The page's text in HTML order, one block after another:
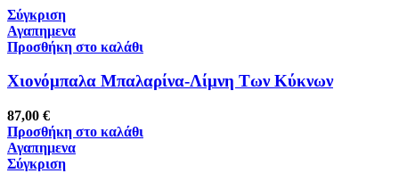
Σύγκριση
Αγαπημενα
Προσθήκη στο καλάθι
Χιονόμπαλα Μπαλαρίνα-Λίμνη Των Κύκνων
87,00 €
Προσθήκη στο καλάθι
Αγαπημενα
Σύγκριση